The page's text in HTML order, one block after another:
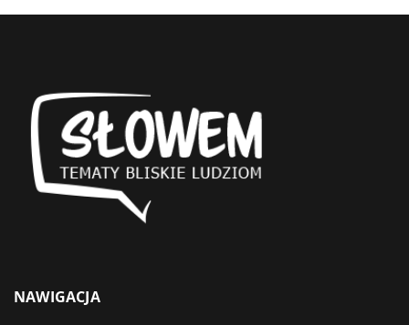
NAWIGACJA